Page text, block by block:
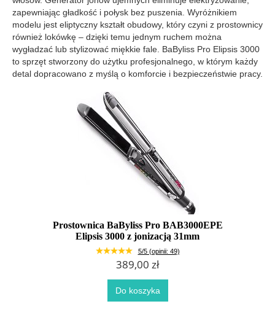
zapewniając gładkość i połysk bez puszenia. Wyróżnikiem
modelu jest eliptyczny kształt obudowy, który czyni z prostownicy
również lokówkę – dzięki temu jednym ruchem można
wygładzać lub stylizować miękkie fale. BaByliss Pro Elipsis 3000
to sprzęt stworzony do użytku profesjonalnego, w którym każdy
detal dopracowano z myślą o komforcie i bezpieczeństwie pracy.
Prostownica BaByliss Pro BAB3000EPE
Elipsis 3000 z jonizacją 31mm
5/5 (opinii: 49)
389,00 zł
Do koszyka